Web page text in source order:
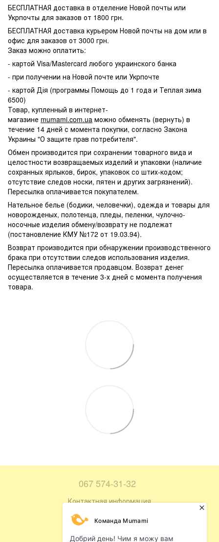
БЕСПЛАТНАЯ доставка в отделение Новой почты или
Укрпочты для заказов от 1800 грн.
БЕСПЛАТНАЯ доставка курьером Новой почты на дом или в
офис для заказов от 3000 грн.
Заказ можно оплатить:
- картой Visa/Mastercard любого украинского банка
- при получении на Новой почте или Укрпочте
- картой Дія (программы Помощь до 1 года и Теплая зима
6500)
Товар, купленный в интернет-
магазине mumami.com.ua можно обменять (вернуть) в
течение 14 дней с момента покупки, согласно Закона
Украины "О защите прав потребителя".
Обмен производится при сохранении товарного вида и
целостности возвращаемых изделий и упаковки (наличие
сохранных ярлыков, бирок, упаковок со штих-кодом;
отсутствие следов носки, пятен и других загрязнений).
Пересылка оплачивается покупателем.
Нательное белье (бодики, человечки), одежда и товары для
новорожденых, полотенца, пледы, пеленки, чулочно-
носочные изделия обмену/возврату не подлежат
(постановление КМУ №172 от 19.03.94).
Возврат производится при обнаружении производственного
брака при отсутствии следов использования изделия.
Пересылка оплачивается продавцом. Возврат денег
осуществляется в течение 3-х дней с момента получения
товара.
067 574-31-32
Контактная информация
Полная версия сайта
Карта сайта